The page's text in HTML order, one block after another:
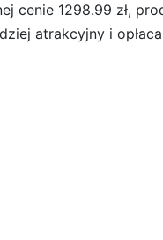
cenie 1298.99 zł,
atrakcyjny i